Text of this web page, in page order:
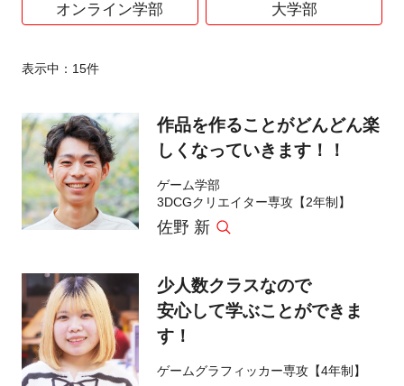
オンライン学部 大学部
表示中： 15件
作品を作ることがどんどん楽
しくなっていきます！！
ゲーム学部
3DCGクリエイター専攻【2年制】
佐野 新
少人数クラスなので
安心して学ぶことができま
す！
ゲームグラフィッカー専攻【4年制】